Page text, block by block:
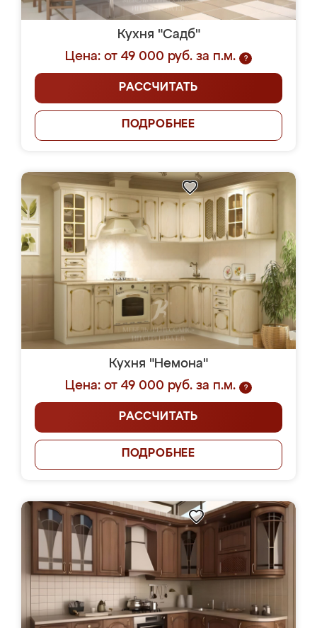
Кухня "Садб"
Цена: от 49 000 руб. за п.м.
?
РАССЧИТАТЬ
ПОДРОБНЕЕ
Кухня "Немона"
Цена: от 49 000 руб. за п.м.
?
РАССЧИТАТЬ
ПОДРОБНЕЕ